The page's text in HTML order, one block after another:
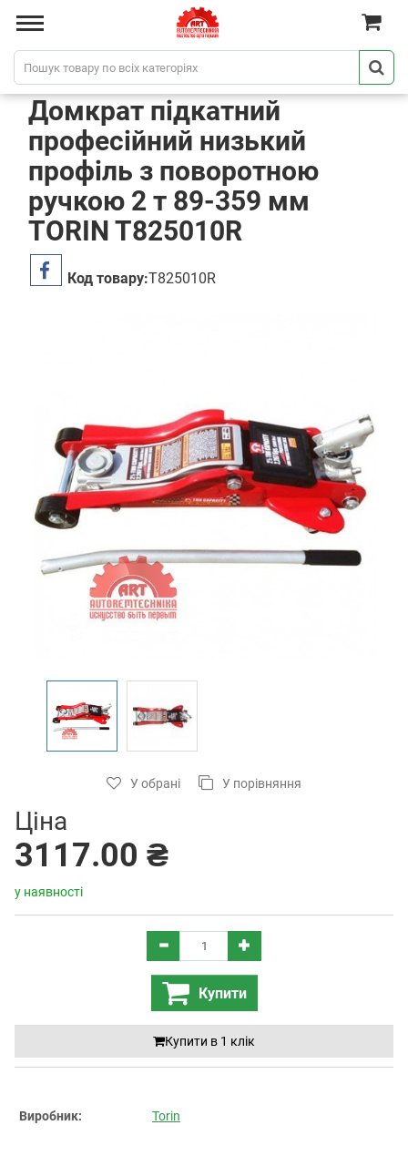
Домкрат підкатний
професійний низький
профіль з поворотною
ручкою 2 т 89-359 мм
TORIN T825010R
Код товару:T825010R
У обрані У порівняння
Ціна
3117.00 ₴
у наявності
Купити
Купити в 1 клiк
Виробник: Torin